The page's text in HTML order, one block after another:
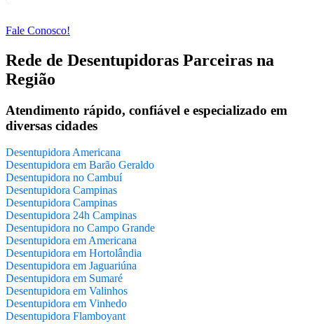
Fale Conosco!
Rede de Desentupidoras Parceiras na
Região
Atendimento rápido, confiável e especializado em
diversas cidades
Desentupidora Americana
Desentupidora em Barão Geraldo
Desentupidora no Cambuí
Desentupidora Campinas
Desentupidora Campinas
Desentupidora 24h Campinas
Desentupidora no Campo Grande
Desentupidora em Americana
Desentupidora em Hortolândia
Desentupidora em Jaguariúna
Desentupidora em Sumaré
Desentupidora em Valinhos
Desentupidora em Vinhedo
Desentupidora Flamboyant